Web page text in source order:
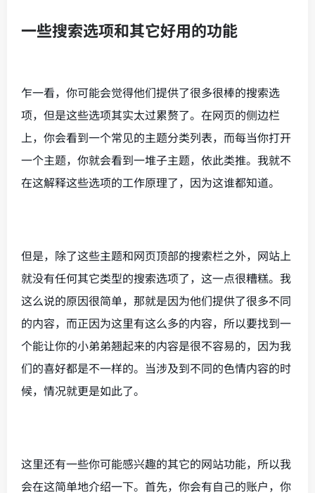
一些搜索选项和其它好用的功能
乍一看，你可能会觉得他们提供了很多很棒的搜索选
项，但是这些选项其实太过累赘了。在网页的侧边栏
上，你会看到一个常见的主题分类列表，而每当你打开
一个主题，你就会看到一堆子主题，依此类推。我就不
在这解释这些选项的工作原理了，因为这谁都知道。
但是，除了这些主题和网页顶部的搜索栏之外，网站上
就没有任何其它类型的搜索选项了，这一点很糟糕。我
这么说的原因很简单，那就是因为他们提供了很多不同
的内容，而正因为这里有这么多的内容，所以要找到一
个能让你的小弟弟翘起来的内容是很不容易的，因为我
们的喜好都是不一样的。当涉及到不同的色情内容的时
候，情况就更是如此了。
这里还有一些你可能感兴趣的其它的网站功能，所以我
会在这简单地介绍一下。首先，你会有自己的账户，你